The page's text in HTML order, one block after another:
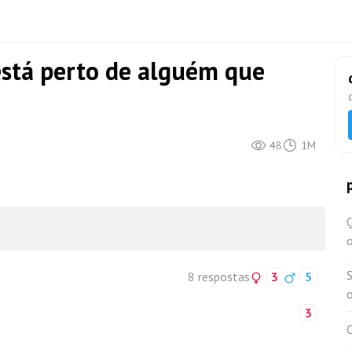
perto de alguém que
48 1M
8 respostas 3 5
3